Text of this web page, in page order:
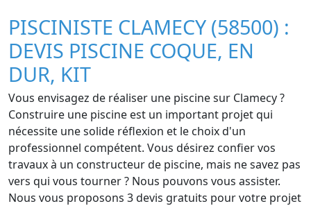
PISCINISTE CLAMECY (58500) :
DEVIS PISCINE COQUE, EN
DUR, KIT
Vous envisagez de réaliser une piscine sur Clamecy ?
Construire une piscine est un important projet qui
nécessite une solide réflexion et le choix d'un
professionnel compétent. Vous désirez confier vos
travaux à un constructeur de piscine, mais ne savez pas
vers qui vous tourner ? Nous pouvons vous assister.
Nous vous proposons 3 devis gratuits pour votre projet